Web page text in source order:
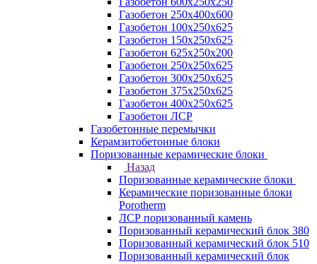
Газобетон 250x400x600
Газобетон 100х250х625
Газобетон 150х250х625
Газобетон 625х250х200
Газобетон 250х250х625
Газобетон 300х250х625
Газобетон 375х250х625
Газобетон 400х250х625
Газобетон ЛСР
Газобетонные перемычки
Керамзитобетонные блоки
Поризованные керамические блоки
Назад
Поризованные керамические блоки
Керамические поризованные блоки
Porotherm
ЛСР поризованный камень
Поризованный керамический блок 380
Поризованный керамический блок 510
Поризованный керамический блок